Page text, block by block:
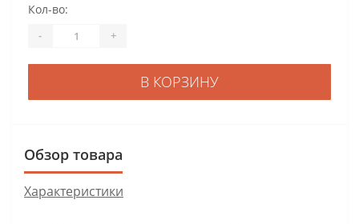
Кол-во:
- +
В КОРЗИНУ
Обзор товара
Характеристики